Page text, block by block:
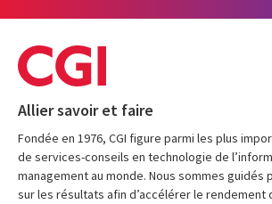
Allier savoir et faire
Fondée en 1976, CGI figure parmi les plus
de services-conseils en technologie de
management au monde. Nous sommes guidés
sur les résultats afin d’accélérer le rendement